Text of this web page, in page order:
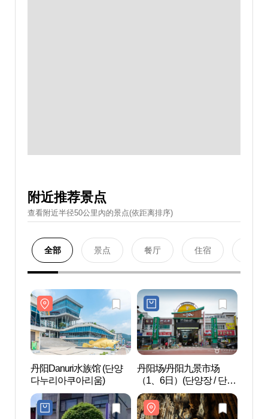
附近推荐景点
查看附近半径50公里內的景点(依距离排序)
全部 景点 餐厅 住宿
丹阳Danuri水族馆 (단양
다누리아쿠아리움)
丹阳场/丹阳九景市场
（1、6日）(단양장 / 단양
구경시장 (1, 6일))